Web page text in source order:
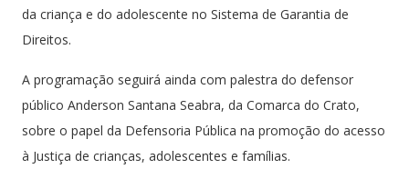
da criança e do adolescente no Sistema de Garantia de
Direitos.
A programação seguirá ainda com palestra do defensor
público Anderson Santana Seabra, da Comarca do Crato,
sobre o papel da Defensoria Pública na promoção do acesso
à Justiça de crianças, adolescentes e famílias.